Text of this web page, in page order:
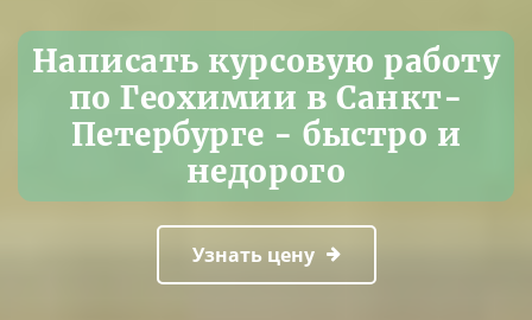
Написать курсовую работу
по Геохимии в Санкт-
Петербурге - быстро и
недорого
Узнать цену